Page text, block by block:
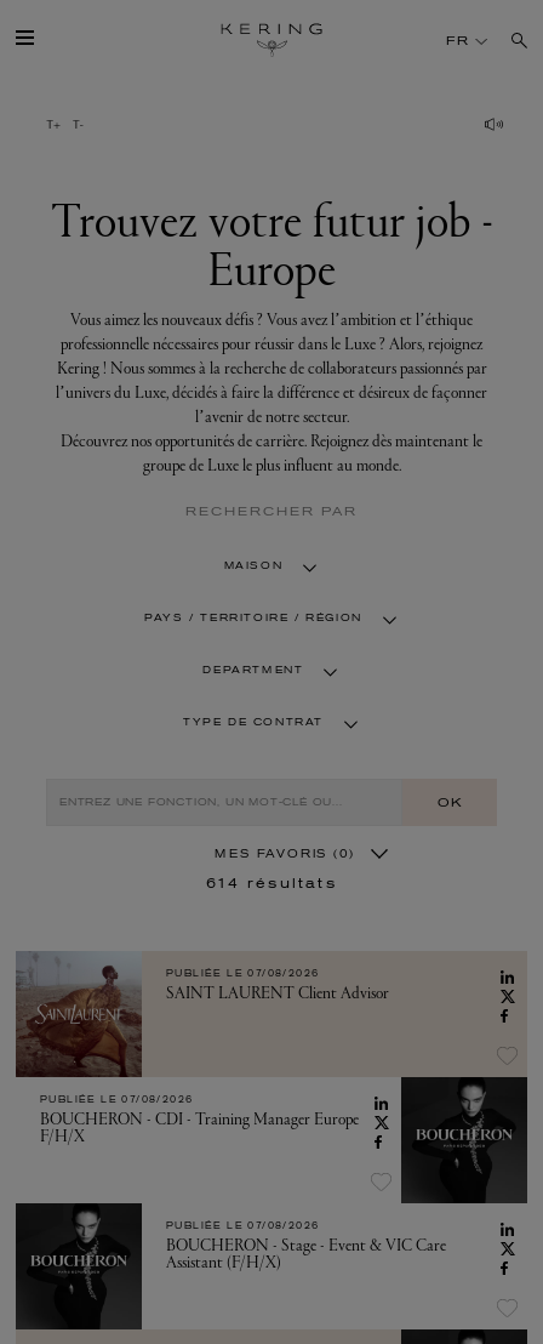
votre
futur
DÉV. DURABLE
FINANCE
PRESSE
FR
Trouvez votre futur job -
Europe
Vous aimez les nouveaux défis ? Vous avez l’ambition et l’éthique
professionnelle nécessaires pour réussir dans le Luxe ? Alors, rejoignez
Kering ! Nous sommes à la recherche de collaborateurs passionnés par
l’univers du Luxe, décidés à faire la différence et désireux de façonner
l’avenir de notre secteur.
Découvrez nos opportunités de carrière. Rejoignez dès maintenant le
groupe de Luxe le plus influent au monde.
RECHERCHER PAR
MAISON
PAYS / TERRITOIRE / RÉGION
DEPARTMENT
TYPE DE CONTRAT
OK
MES FAVORIS (0)
614 résultats
PUBLIÉE LE 07/08/2026
SAINT LAURENT Client Advisor
PUBLIÉE LE 07/08/2026
BOUCHERON - CDI - Training Manager Europe
F/H/X
PUBLIÉE LE 07/08/2026
BOUCHERON - Stage - Event & VIC Care
Assistant (F/H/X)